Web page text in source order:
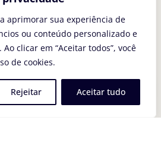
aprimorar sua experiência de
ou conteúdo personalizado e
clicar em “Aceitar todos”, você
de cookies.
Rejeitar Aceitar tudo